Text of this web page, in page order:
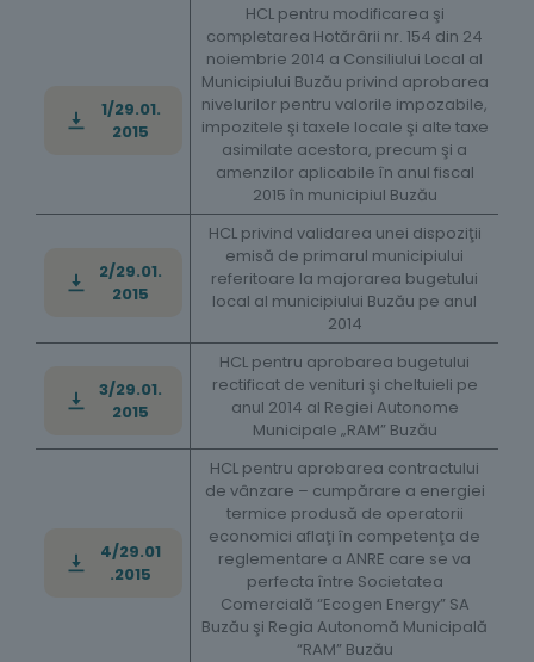
1/29.01.
2015
HCL pentru modificarea şi
completarea Hotărârii nr. 154 din 24
noiembrie 2014 a Consiliului Local al
Municipiului Buzău privind aprobarea
nivelurilor pentru valorile impozabile,
impozitele şi taxele locale şi alte taxe
asimilate acestora, precum şi a
amenzilor aplicabile în anul fiscal
2015 în municipiul Buzău
2/29.01.
2015
HCL privind validarea unei dispoziţii
emisă de primarul municipiului
referitoare la majorarea bugetului
local al municipiului Buzău pe anul
2014
3/29.01.
2015
HCL pentru aprobarea bugetului
rectificat de venituri şi cheltuieli pe
anul 2014 al Regiei Autonome
Municipale „RAM” Buzău
4/29.01
.2015
HCL pentru aprobarea contractului
de vânzare – cumpărare a energiei
termice produsă de operatorii
economici aflaţi în competenţa de
reglementare a ANRE care se va
perfecta între Societatea
Comercială “Ecogen Energy” SA
Buzău şi Regia Autonomă Municipală
“RAM” Buzău